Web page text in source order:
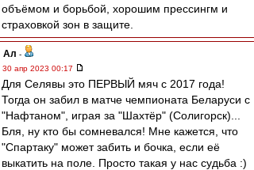
объёмом и борьбой, хорошим прессингм и
страховкой зон в защите.
Ал -
30 апр 2023 00:17
Для Селявы это ПЕРВЫЙ мяч с 2017 года!
Тогда он забил в матче чемпионата Беларуси с
"Нафтаном", играя за "Шахтёр" (Солигорск)...
Бля, ну кто бы сомневался! Мне кажется, что
"Спартаку" может забить и бочка, если её
выкатить на поле. Просто такая у нас судьба :)